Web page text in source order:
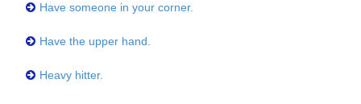
Have someone in your corner.
Have the upper hand.
Heavy hitter.